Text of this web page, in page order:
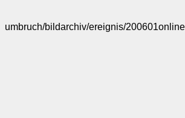
umbruch/bildarchiv/ereignis/